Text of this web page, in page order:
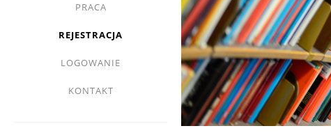
PRACA
REJESTRACJA
LOGOWANIE
KONTAKT